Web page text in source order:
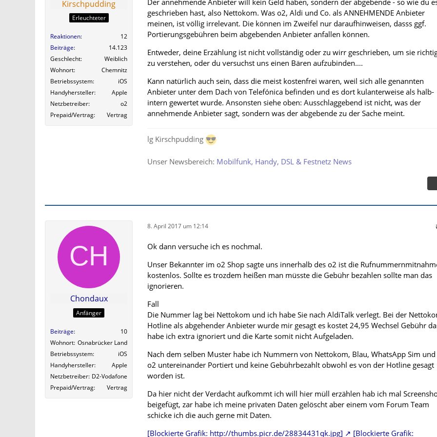
Kirschpudding
Erleuchteter
Reaktionen
12
Beiträge
14.123
Geschlecht
Weiblich
Wohnort
Chemnitz
Betriebssystem
iOS
Handyhersteller
Apple
Netzbetreiber
o2
Prepaid/Vertrag
Vertrag
Der annehmende Anbieter will kein Geld haben, sondern der abgebende - so wie du
geschrieben hast, also Nettokom. Was o2, Aldi und Co. als ANNEHMENDE Anbieter
meinen, ist völlig irrelevant. Die können im Zweifel nur daraufhinweisen, dasss ggf.
Portierungsgebühren beim abgebenden Anbieter anfallen können.
Entweder, deine Erzählung ist nicht vollständig oder zu wirr geschrieben, um sie
zu verstehen, oder du versuchst uns einen Bären aufzubinden....
Kann natürlich auch sein, dass die meist kostenfrei waren, weil sich alle genannten
Anbieter unter dem Dach von Telefónica befinden und es dort kulanterweise als halb-
intern gewertet wurde. Ansonsten siehe oben: Ausschlaggebend ist nicht, was der
annehmende Anbieter sagt, sondern was der abgebende zu der Sache meint.
lg Kirschpudding
Unser Newsbereich: Mobilfunk, Handy, DSL & Festnetz News
Chondaux
Anfänger
Beiträge
10
Wohnort Osnabrücker Land
Betriebssystem
iOS
Handyhersteller
Apple
Netzbetreiber D2-Vodafone
Prepaid/Vertrag
Vertrag
8. April 2017 um 12:14
Ok dann versuche ich es nochmal.
Unser Bekannter im o2 Shop sagte uns innerhalb des o2 ist die
kostenlos. Sollte es trozdem heißen man müsste die Gebühr bezahlen sollte man das
ignorieren.
Fall
Die Nummer lag bei Nettokom und ich habe Sie nach AldiTalk verlegt. Bei der
Hotline als abgehender Anbieter wurde mir gesagt es kostet 24,95 Wechsel Gebühr
habe ich extra ignoriert und die Karte somit nicht Aufgeladen.
Nach dem selben Muster habe ich Nummern von Nettokom, Blau, WhatsApp Sim und
o2 untereinander Portiert und keine Gebührbezahlt obwohl es von der Hotline gesagt
worden ist.
Da hier nicht der Verdacht aufkommt ich will hier müll erzählen hab ich mal
beigefügt, zar habe ich meine privaten Daten gelöscht aber einem vom Forum Team
schicke ich die auch gerne mit Daten.
[Blockierte Grafik: http://thumbs.picr.de/28834431qk.jpg]
[Blockierte Grafik: